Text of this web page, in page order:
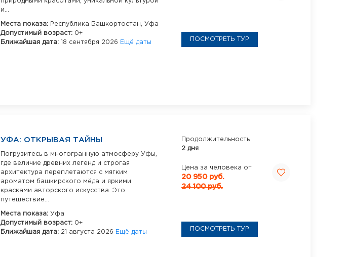
и...
Места показа: Республика Башкортостан, Уфа
Допустимый возраст: 0+
Ближайшая дата: 18 сентября 2026 Ещё даты
ПОСМОТРЕТЬ ТУР
УФА: ОТКРЫВАЯ ТАЙНЫ
Погрузитесь в многогранную атмосферу Уфы,
где величие древних легенд и строгая
архитектура переплетаются с мягким
ароматом башкирского мёда и яркими
красками авторского искусства. Это
путешествие...
Места показа: Уфа
Допустимый возраст: 0+
Ближайшая дата: 21 августа 2026 Ещё даты
Продолжительность
2 дня
Цена за человека от
20 950 руб.
24 100 руб.
ПОСМОТРЕТЬ ТУР